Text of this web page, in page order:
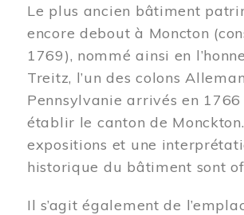
Le plus ancien bâtiment
encore debout à Moncton
1769), nommé ainsi en
Treitz, l’un des colons
Pennsylvanie arrivés en
établir le canton de
expositions et une
historique du bâtiment sont
Il s’agit également de